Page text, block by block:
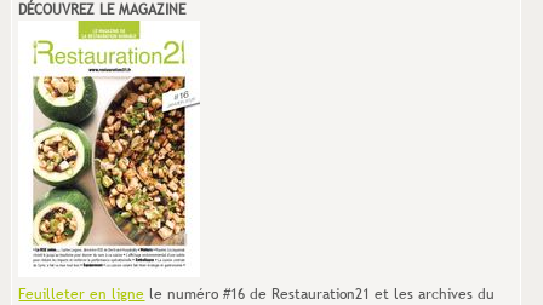
DÉCOUVREZ LE MAGAZINE
Feuilleter en ligne le numéro #16 de Restauration21 et les archives du